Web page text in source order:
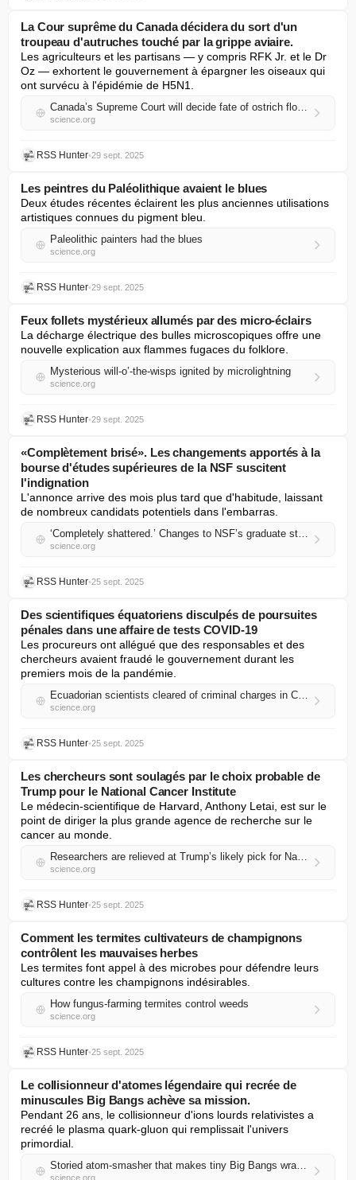
La Cour suprême du Canada décidera du sort d'un
troupeau d'autruches touché par la grippe aviaire.
Les agriculteurs et les partisans — y compris RFK Jr. et le Dr
Oz — exhortent le gouvernement à épargner les oiseaux qui
ont survécu à l'épidémie de H5N1.
Canada’s Supreme Court will decide fate of ostrich flock hit by bird flu
science.org
RSS Hunter•29 sept. 2025
Les peintres du Paléolithique avaient le blues
Deux études récentes éclairent les plus anciennes utilisations
artistiques connues du pigment bleu.
Paleolithic painters had the blues
science.org
RSS Hunter•29 sept. 2025
Feux follets mystérieux allumés par des micro-éclairs
La décharge électrique des bulles microscopiques offre une
nouvelle explication aux flammes fugaces du folklore.
Mysterious will-o’-the-wisps ignited by microlightning
science.org
RSS Hunter•29 sept. 2025
«Complètement brisé». Les changements apportés à la
bourse d'études supérieures de la NSF suscitent
l'indignation
L'annonce arrive des mois plus tard que d'habitude, laissant
de nombreux candidats potentiels dans l'embarras.
‘Completely shattered.’ Changes to NSF’s graduate student fellowship spur outcry
science.org
RSS Hunter•25 sept. 2025
Des scientifiques équatoriens disculpés de poursuites
pénales dans une affaire de tests COVID-19
Les procureurs ont allégué que des responsables et des
chercheurs avaient fraudé le gouvernement durant les
premiers mois de la pandémie.
Ecuadorian scientists cleared of criminal charges in COVID-19 testing case
science.org
RSS Hunter•25 sept. 2025
Les chercheurs sont soulagés par le choix probable de
Trump pour le National Cancer Institute
Le médecin-scientifique de Harvard, Anthony Letai, est sur le
point de diriger la plus grande agence de recherche sur le
cancer au monde.
Researchers are relieved at Trump’s likely pick for National Cancer Institute
science.org
RSS Hunter•25 sept. 2025
Comment les termites cultivateurs de champignons
contrôlent les mauvaises herbes
Les termites font appel à des microbes pour défendre leurs
cultures contre les champignons indésirables.
How fungus-farming termites control weeds
science.org
RSS Hunter•25 sept. 2025
Le collisionneur d'atomes légendaire qui recrée de
minuscules Big Bangs achève sa mission.
Pendant 26 ans, le collisionneur d'ions lourds relativistes a
recréé le plasma quark-gluon qui remplissait l'univers
primordial.
Storied atom-smasher that makes tiny Big Bangs wraps up mission
science.org